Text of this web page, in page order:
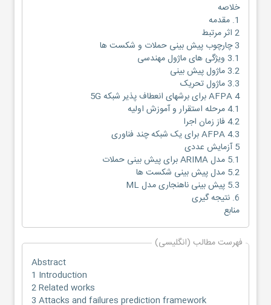
خلاصه
1. مقدمه
2 اثر مرتبط
3 چارچوب پیش بینی حملات و شکست ها
3.1 ویژگی های ماژول مهندسی
3.2 ماژول پیش بینی
3.3 ماژول تحریک
4 AFPA برای برشهای انعطاف پذیر شبکه 5G
4.1 مرحله استقرار و آموزش اولیه
4.2 فاز زمان اجرا
4.3 AFPA برای یک شبکه چند فناوری
5 آزمایش عددی
5.1 مدل ARIMA برای پیش بینی حملات
5.2 مدل پیش بینی شکست ها
5.3 پیش بینی ناهنجاری مدل ML
6. نتیجه گیری
منابع
فهرست مطالب (انگلیسی)
Abstract
1 Introduction
2 Related works
3 Attacks and failures prediction framework